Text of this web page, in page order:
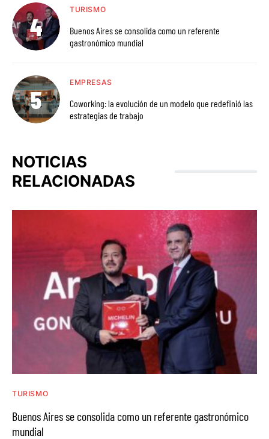
TURISMO
Buenos Aires se consolida como un referente
gastronómico mundial
EMPRESAS
Coworking: la evolución de un modelo que redefinió las
estrategias de trabajo
NOTICIAS
RELACIONADAS
TURISMO
Buenos Aires se consolida como un referente gastronómico
mundial